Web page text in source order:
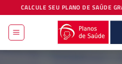
to
content
CALCULE SEU PLANO DE SAÚDE